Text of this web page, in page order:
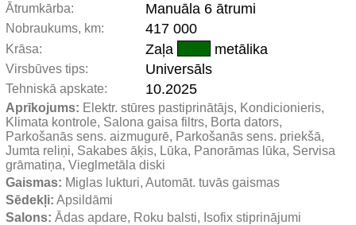
Ātrumkārba: Manuāla 6 ātrumi
Nobraukums, km: 417 000
Krāsa: Zaļa metālika
Virsbūves tips: Universāls
Tehniskā apskate: 10.2025
Aprīkojums: Elektr. stūres pastiprinātājs, Kondicionieris,
Klimata kontrole, Salona gaisa filtrs, Borta dators,
Parkošanās sens. aizmugurē, Parkošanās sens. priekšā,
Jumta reliņi, Sakabes āķis, Lūka, Panorāmas lūka, Servisa
grāmatiņa, Vieglmetāla diski
Gaismas: Miglas lukturi, Automāt. tuvās gaismas
Sēdekļi: Apsildāmi
Salons: Ādas apdare, Roku balsti, Isofix stiprinājumi